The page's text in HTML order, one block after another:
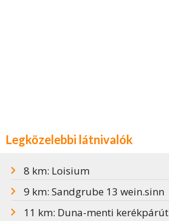
Legközelebbi látnivalók
8 km: Loisium
9 km: Sandgrube 13 wein.sinn
11 km: Duna-menti kerékpárút